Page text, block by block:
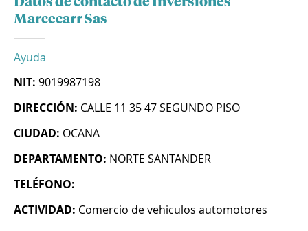
Marcecarr Sas
Ayuda
NIT: 9019987198
DIRECCIÓN: CALLE 11 35 47 SEGUNDO PISO
CIUDAD: OCANA
DEPARTAMENTO: NORTE SANTANDER
TELÉFONO:
ACTIVIDAD: Comercio de vehiculos automotores